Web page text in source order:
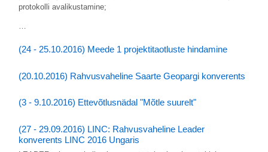
protokolli avalikustamine;
…
(24 - 25.10.2016) Meede 1 projektitaotluste hindamine
(20.10.2016) Rahvusvaheline Saarte Geopargi konverents
(3 - 9.10.2016) Ettevõtlusnädal "Mõtle suurelt"
(27 - 29.09.2016) LINC: Rahvusvaheline Leader
konverents LINC 2016 Ungaris